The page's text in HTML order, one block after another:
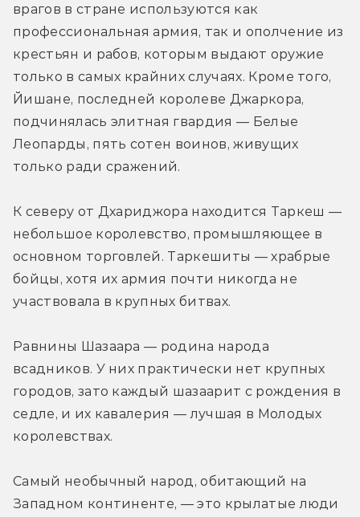
врагов в стране используются как
профессиональная армия, так и ополчение из
крестьян и рабов, которым выдают оружие
только в самых крайних случаях. Кроме того,
Йишане, последней королеве Джаркора,
подчинялась элитная гвардия — Белые
Леопарды, пять сотен воинов, живущих
только ради сражений.
К северу от Дхариджора находится Таркеш —
небольшое королевство, промышляющее в
основном торговлей. Таркешиты — храбрые
бойцы, хотя их армия почти никогда не
участвовала в крупных битвах.
Равнины Шазаара — родина народа
всадников. У них практически нет крупных
городов, зато каждый шазаарит с рождения в
седле, и их кавалерия — лучшая в Молодых
королевствах.
Самый необычный народ, обитающий на
Западном континенте, — это крылатые люди